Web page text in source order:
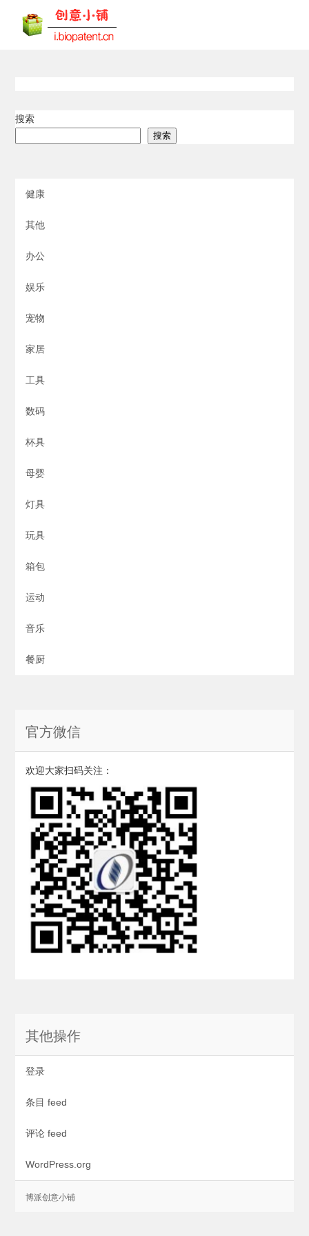
搜索
搜索
健康
其他
办公
娱乐
宠物
家居
工具
数码
杯具
母婴
灯具
玩具
箱包
运动
音乐
餐厨
官方微信
欢迎大家扫码关注：
其他操作
登录
条目 feed
评论 feed
WordPress.org